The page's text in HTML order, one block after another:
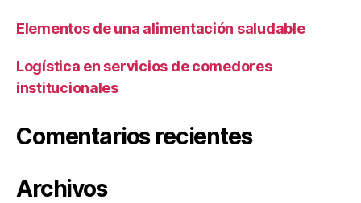
Elementos de una alimentación saludable
Logística en servicios de comedores
institucionales
Comentarios recientes
Archivos